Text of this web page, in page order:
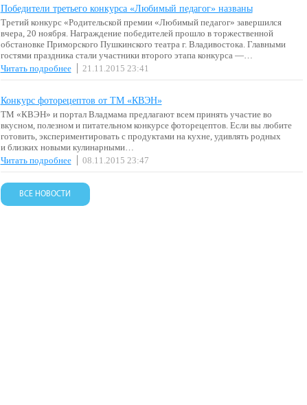
Победители третьего конкурса «Любимый педагог» названы
Третий конкурс «Родительской премии «Любимый педагог» завершился
вчера, 20 ноября. Награждение победителей прошло в торжественной
обстановке Приморского Пушкинского театра г. Владивостока. Главными
гостями праздника стали участники второго этапа конкурса —…
Читать подробнее
21.11.2015 23:41
Конкурс фоторецептов от ТМ «КВЭН»
ТМ «КВЭН» и портал Владмама предлагают всем принять участие во
вкусном, полезном и питательном конкурсе фоторецептов. Если вы любите
готовить, экспериментировать с продуктами на кухне, удивлять родных
и близких новыми кулинарными…
Читать подробнее
08.11.2015 23:47
ВСЕ НОВОСТИ